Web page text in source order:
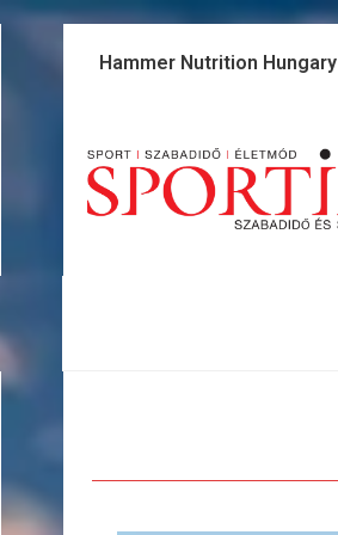
Skip
Hammer Nutrition Hungary